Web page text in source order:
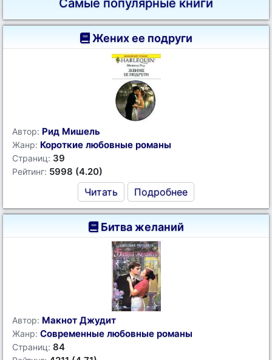
Самые популярные книги
Жених ее подруги
Автор: Рид Мишель
Жанр: Короткие любовные романы
Страниц: 39
Рейтинг: 5998 (4.20)
Читать Подробнее
Битва желаний
Автор: Макнот Джудит
Жанр: Современные любовные романы
Страниц: 84